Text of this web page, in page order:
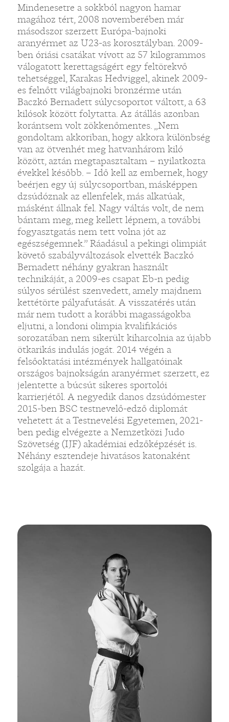
Mindenesetre a sokkból nagyon hamar
magához tért, 2008 novemberében már
másodszor szerzett Európa-bajnoki
aranyérmet az U23-as korosztályban. 2009-
ben óriási csatákat vívott az 57 kilogrammos
válogatott kerettagságért egy feltörekvő
tehetséggel, Karakas Hedviggel, akinek 2009-
es felnőtt világbajnoki bronzérme után
Baczkó Bernadett súlycsoportot váltott, a 63
kilósok között folytatta. Az átállás azonban
korántsem volt zökkenőmentes. „Nem
gondoltam akkoriban, hogy akkora különbség
van az ötvenhét meg hatvanhárom kiló
között, aztán megtapasztaltam – nyilatkozta
évekkel később. – Idő kell az embernek, hogy
beérjen egy új súlycsoportban, másképpen
dzsúdóznak az ellenfelek, más alkatúak,
másként állnak fel. Nagy váltás volt, de nem
bántam meg, meg kellett lépnem, a további
fogyasztgatás nem tett volna jót az
egészségemnek.” Ráadásul a pekingi olimpiát
követő szabályváltozások elvették Baczkó
Bernadett néhány gyakran használt
technikáját, a 2009-es csapat Eb-n pedig
súlyos sérülést szenvedett, amely majdnem
kettétörte pályafutását. A visszatérés után
már nem tudott a korábbi magasságokba
eljutni, a londoni olimpia kvalifikációs
sorozatában nem sikerült kiharcolnia az újabb
ötkarikás indulás jogát. 2014 végén a
felsőoktatási intézmények hallgatóinak
országos bajnokságán aranyérmet szerzett, ez
jelentette a búcsút sikeres sportolói
karrierjétől. A negyedik danos dzsúdómester
2015-ben BSC testnevelő-edző diplomát
vehetett át a Testnevelési Egyetemen, 2021-
ben pedig elvégezte a Nemzetközi Judo
Szövetség (IJF) akadémiai edzőképzését is.
Néhány esztendeje hivatásos katonaként
szolgája a hazát.